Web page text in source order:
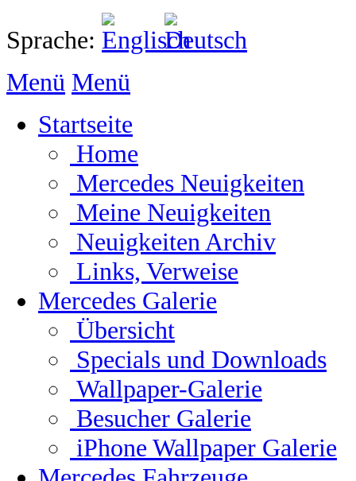
Sprache:
Menü Menü
Startseite
Home
Mercedes Neuigkeiten
Meine Neuigkeiten
Neuigkeiten Archiv
Links, Verweise
Mercedes Galerie
Übersicht
Specials und Downloads
Wallpaper-Galerie
Besucher Galerie
iPhone Wallpaper Galerie